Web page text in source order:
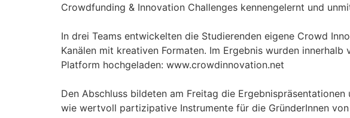
Crowdfunding & Innovation Challenges kennengelernt und
In drei Teams entwickelten die Studierenden eigene Crowd
Kanälen mit kreativen Formaten. Im Ergebnis wurden
Platform hochgeladen: www.crowdinnovation.net
Den Abschluss bildeten am Freitag die
wie wertvoll partizipative Instrumente für die GründerInnen